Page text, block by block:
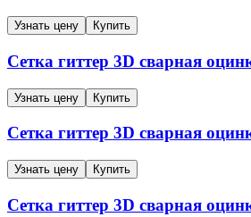
Узнать цену Купить
Сетка гиттер 3D сварная
Узнать цену Купить
Сетка гиттер 3D сварная
Узнать цену Купить
Сетка гиттер 3D сварная